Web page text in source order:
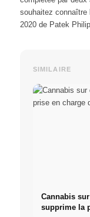
souhaitez connaître
2020 de Patek
SIMILAIRE
Cannabis
supprime la